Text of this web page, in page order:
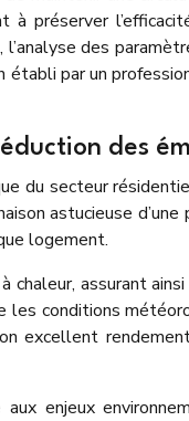
préserver
des
par un
des
du secteur
astucieuse
logement.
assurant
conditions
excellent
enjeux